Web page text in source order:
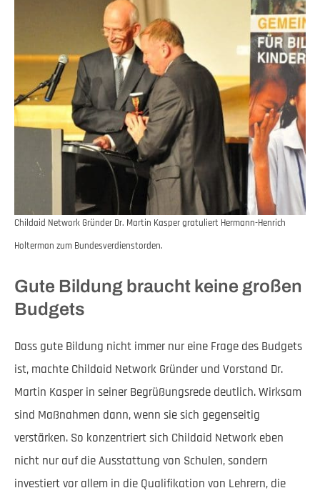
Childaid Network Gründer Dr. Martin Kasper gratuliert Hermann-Henrich
Holterman zum Bundesverdienstorden.
Gute Bildung braucht keine großen
Budgets
Dass gute Bildung nicht immer nur eine Frage des Budgets
ist, machte Childaid Network Gründer und Vorstand Dr.
Martin Kasper in seiner Begrüßungsrede deutlich. Wirksam
sind Maßnahmen dann, wenn sie sich gegenseitig
verstärken. So konzentriert sich Childaid Network eben
nicht nur auf die Ausstattung von Schulen, sondern
investiert vor allem in die Qualifikation von Lehrern, die